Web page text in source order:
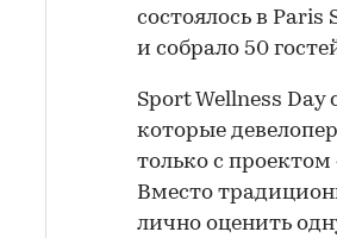
состоялось в Paris
и собрало 50
Sport Wellness Day
которые
только с
Вместо
лично оценить